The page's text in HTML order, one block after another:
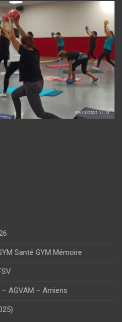
Santé GYM Mémoire
AGVAM – Amiens